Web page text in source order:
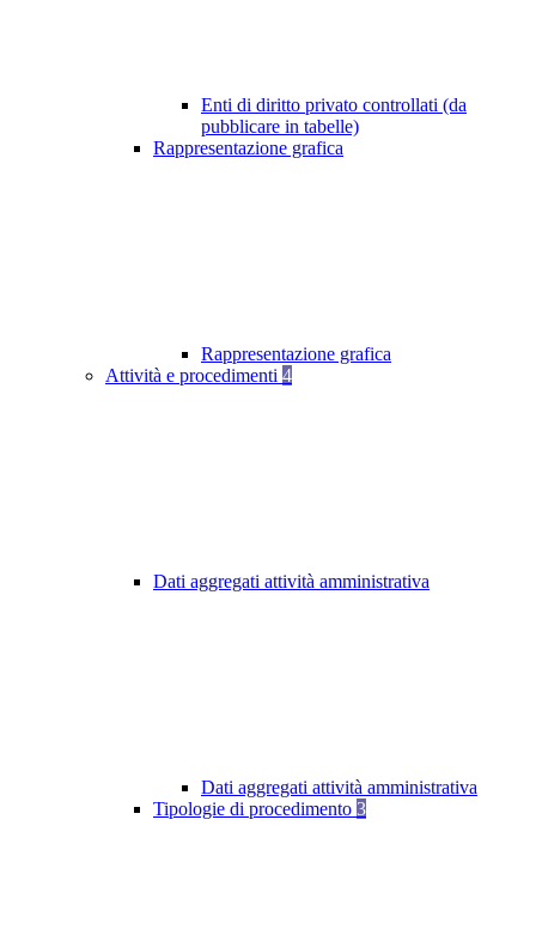
Enti di diritto privato controllati (da
pubblicare in tabelle)
Rappresentazione grafica
Rappresentazione grafica
Attività e procedimenti 4
Dati aggregati attività amministrativa
Dati aggregati attività amministrativa
Tipologie di procedimento 3